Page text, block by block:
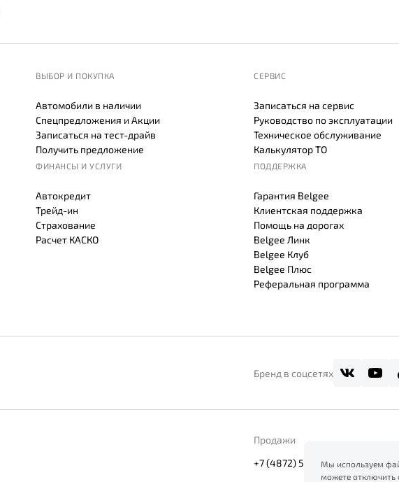
ВЫБОР И ПОКУПКА
Автомобили в наличии
Спецпредложения и Акции
Записаться на тест-драйв
Получить предложение
ФИНАНСЫ И УСЛУГИ
Автокредит
Трейд-ин
Страхование
Расчет КАСКО
СЕРВИС
Записаться на сервис
Руководство по эксплуатации
Техническое обслуживание
Калькулятор ТО
ПОДДЕРЖКА
Гарантия Belgee
Клиентская поддержка
Помощь на дорогах
Belgee Линк
Belgee Клуб
Belgee Плюс
Реферальная программа
Бренд в соцсетях
Продажи
+7 (4872) 57-72-01Мы используем
можете отключить